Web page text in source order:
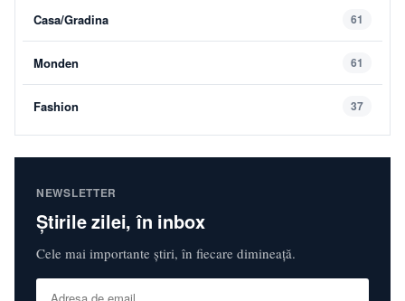
Casa/Gradina 61
Monden 61
Fashion 37
NEWSLETTER
Știrile zilei, în inbox
Cele mai importante știri, în fiecare dimineață.